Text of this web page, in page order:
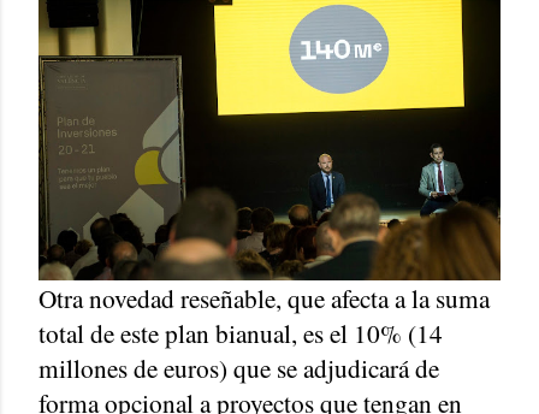
Otra novedad reseñable, que afecta a la suma
total de este plan bianual, es el 10% (14
millones de euros) que se adjudicará de
forma opcional a proyectos que tengan en